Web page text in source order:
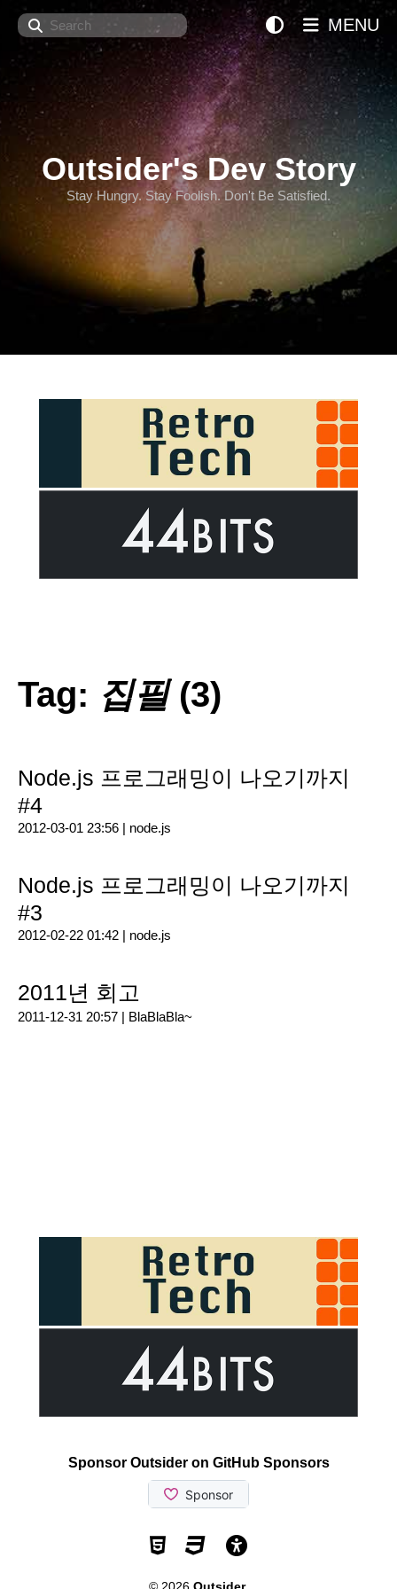
Search
Outsider's Dev Story
Stay Hungry. Stay Foolish. Don't Be Satisfied.
MENU
Tag: 집필(3)
Node.js 프로그래밍이 나오기까지
#4
2012-03-01 23:56 | node.js
Node.js 프로그래밍이 나오기까지
#3
2012-02-22 01:42 | node.js
2011년 회고
2011-12-31 20:57 | BlaBlaBla~
Sponsor Outsider on GitHub Sponsors
Valid HTML5
Valid CSS
WCAG 2.1 AA